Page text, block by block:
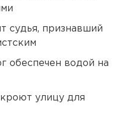
судья, признавший
обеспечен водой на
улицу для